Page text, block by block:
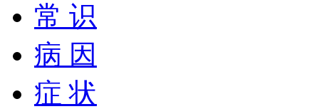
常 识
病 因
症 状